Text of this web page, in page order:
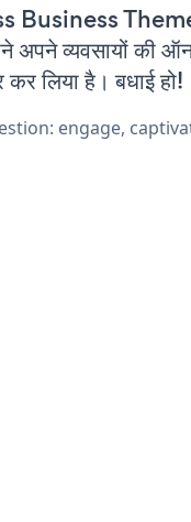
Business Theme
व्यवसायों की
कर लिया है। बधाई हो!
engage,